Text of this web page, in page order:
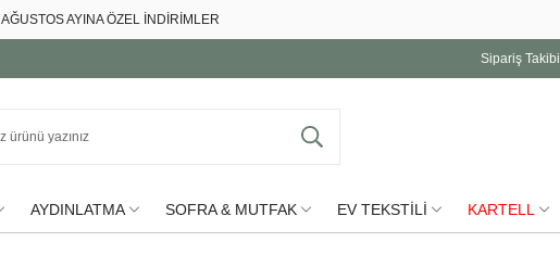
AĞUSTOS AYINA ÖZEL İNDİRİMLER
Sipariş Takibi
AYDINLATMA SOFRA & MUTFAK EV TEKSTİLİ KARTELL